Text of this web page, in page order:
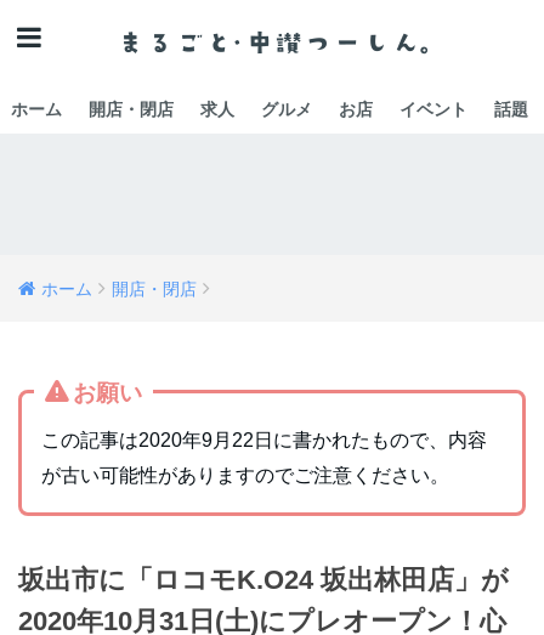
ホーム 開店・閉店 求人 グルメ お店 イベント 話題
ホーム 開店・閉店
お願い
この記事は2020年9月22日に書かれたもので、内容
が古い可能性がありますのでご注意ください。
坂出市に「ロコモK.O24 坂出林田店」が
2020年10月31日(土)にプレオープン！心